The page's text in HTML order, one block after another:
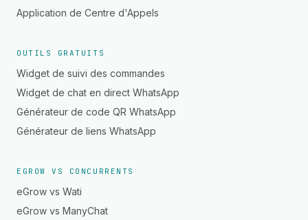
Application de Centre d'Appels
OUTILS GRATUITS
Widget de suivi des commandes
Widget de chat en direct WhatsApp
Générateur de code QR WhatsApp
Générateur de liens WhatsApp
EGROW VS CONCURRENTS
eGrow vs Wati
eGrow vs ManyChat